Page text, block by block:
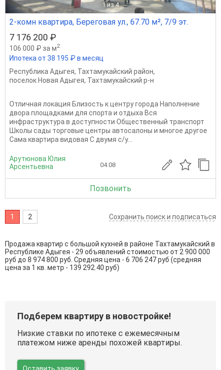
1 из 4
2-комн квартира, Береговая ул., 67.70 м², 7/9 эт.
7 176 200 ₽
106 000 ₽ за м2
Ипотека от 38 195 ₽ в месяц
Республика Адыгея, Тахтамукайский район,
поселок Новая Адыгея, Тахтамукайский р-н
Отличная локация Близость к центру города Наполнение
двора площадками для спорта и отдыха Вся
инфраструктура в доступности Общественный транспорт
Школы сады торговые центры автосалоны и многое другое
Сама квартира видовая С двумя с/у...
Арутюнова Юлия
Арсентьевна
04.08
Позвонить
1 2 Сохранить поиск и подписаться
Продажа квартир с большой кухней в районе Тахтамукайский в
Республике Адыгея - 29 объявлений стоимостью от 2 900 000
руб до 8 974 800 руб. Средняя цена - 6 706 247 руб (средняя
цена за 1 кв. метр - 139 292.40 руб)
Подберем квартиру в новостройке!
Низкие ставки по ипотеке с ежемесячным
платежом ниже аренды похожей квартиры.